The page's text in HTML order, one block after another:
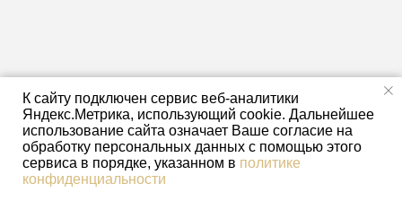
Новые авто Б/У авто
К сайту подключен сервис веб-аналитики
Яндекс.Метрика, использующий cookie. Дальнейшее
использование сайта означает Ваше согласие на
обработку персональных данных с помощью этого
сервиса в порядке, указанном в политике
конфиденциальности